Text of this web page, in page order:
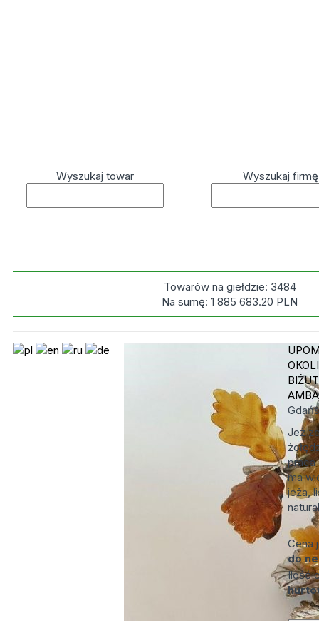
Wyszukaj towar Wyszukaj firmę
Towarów na giełdzie: 3484
Na sumę:1 885 683.20 PLN
Jeż
praca
ma
jeża,
Cena
do
Ilość